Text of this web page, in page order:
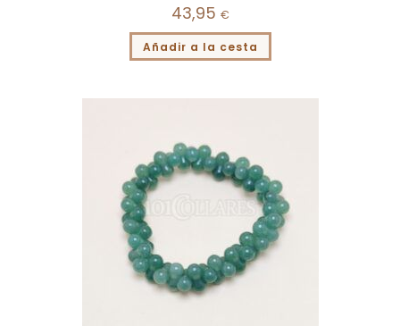
43,95 €
Añadir a la cesta